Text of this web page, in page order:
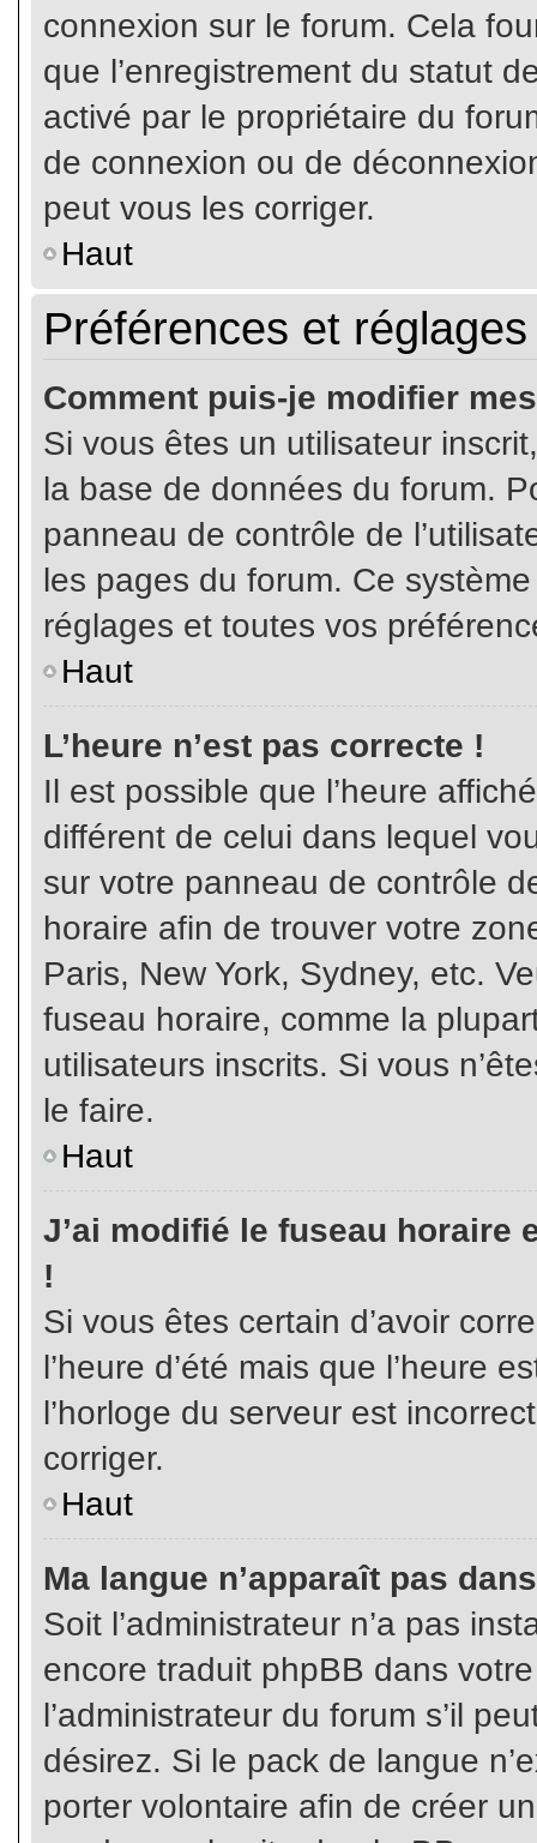
connexion sur le forum. Cela
que l’enregistrement du statut
activé par le propriétaire du
de connexion ou de
peut vous les corriger.
Haut
Préférences et
Comment puis-je modifier
Si vous êtes un utilisateur
la base de données du forum.
panneau de contrôle de
les pages du forum. Ce
réglages et toutes vos
Haut
L’heure n’est pas correcte !
Il est possible que l’heure
différent de celui dans lequel
sur votre panneau de contrôle
horaire afin de trouver votre
Paris, New York, Sydney, etc.
fuseau horaire, comme la
utilisateurs inscrits. Si vous
le faire.
Haut
J’ai modifié le fuseau horaire
!
Si vous êtes certain d’avoir
l’heure d’été mais que l’heure
l’horloge du serveur est
corriger.
Haut
Ma langue n’apparaît pas
Soit l’administrateur n’a pas
encore traduit phpBB dans
l’administrateur du forum s’il
désirez. Si le pack de langue
porter volontaire afin de créer